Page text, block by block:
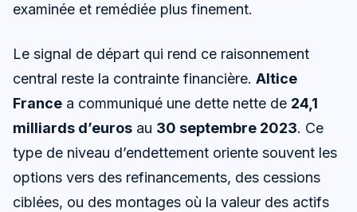
examinée et remédiée plus finement.
Le signal de départ qui rend ce raisonnement
central reste la contrainte financière. Altice
France a communiqué une dette nette de 24,1
milliards d’euros au 30 septembre 2023. Ce
type de niveau d’endettement oriente souvent les
options vers des refinancements, des cessions
ciblées, ou des montages où la valeur des actifs